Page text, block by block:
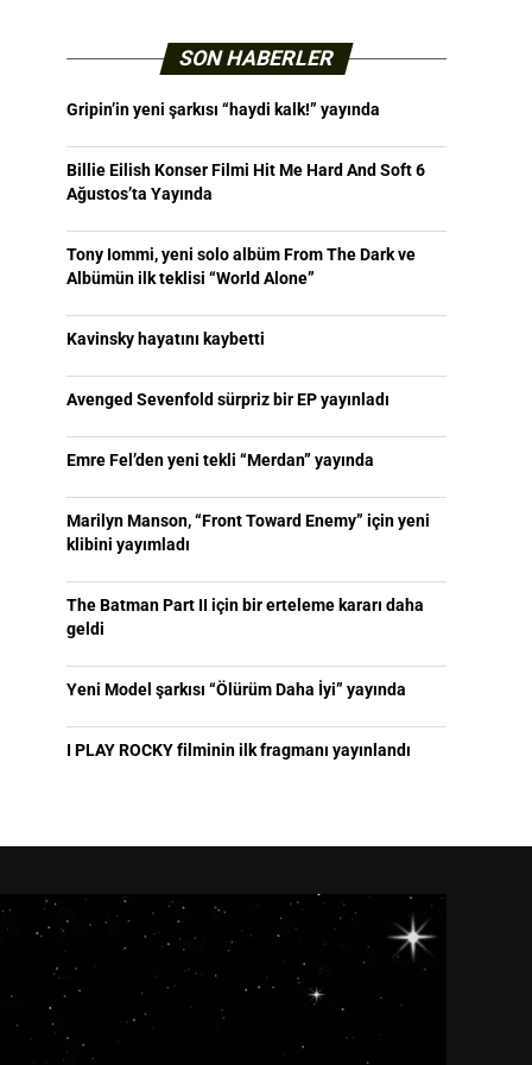
SON HABERLER
Gripin’in yeni şarkısı “haydi kalk!” yayında
Billie Eilish Konser Filmi Hit Me Hard And Soft 6
Ağustos’ta Yayında
Tony Iommi, yeni solo albüm From The Dark ve
Albümün ilk teklisi “World Alone”
Kavinsky hayatını kaybetti
Avenged Sevenfold sürpriz bir EP yayınladı
Emre Fel’den yeni tekli “Merdan” yayında
Marilyn Manson, “Front Toward Enemy” için yeni
klibini yayımladı
The Batman Part II için bir erteleme kararı daha
geldi
Yeni Model şarkısı “Ölürüm Daha İyi” yayında
I PLAY ROCKY filminin ilk fragmanı yayınlandı